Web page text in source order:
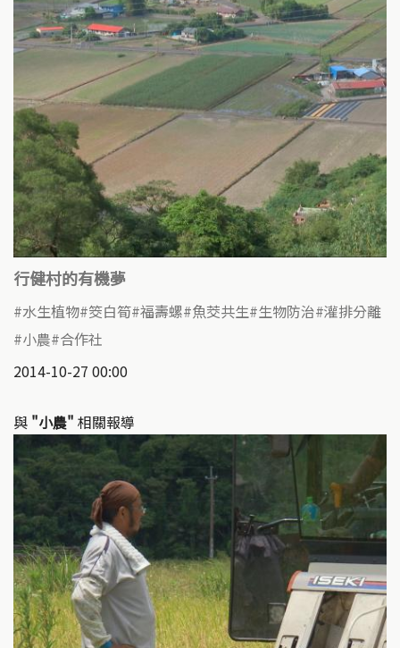
行健村的有機夢
水生植物 筊白筍 福壽螺 魚茭共生 生物防治 灌排分離
小農 合作社
2014-10-27 00:00
與 "小農" 相關報導